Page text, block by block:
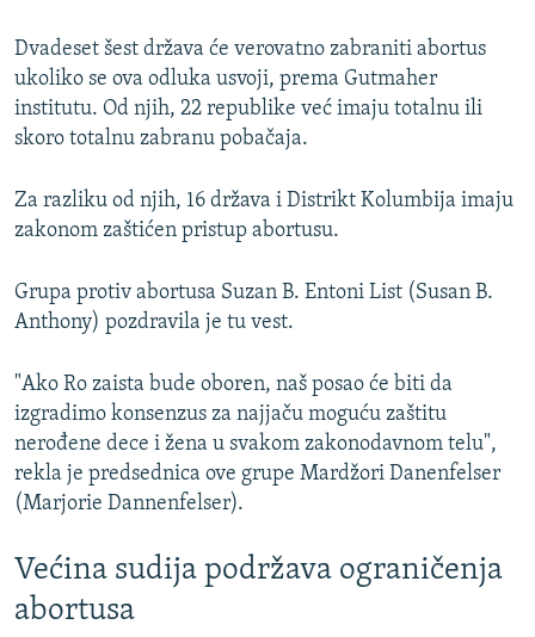
Dvadeset šest država će verovatno zabraniti abortus
ukoliko se ova odluka usvoji, prema Gutmaher
institutu. Od njih, 22 republike već imaju totalnu ili
skoro totalnu zabranu pobačaja.
Za razliku od njih, 16 država i Distrikt Kolumbija imaju
zakonom zaštićen pristup abortusu.
Grupa protiv abortusa Suzan B. Entoni List (Susan B.
Anthony) pozdravila je tu vest.
"Ako Ro zaista bude oboren, naš posao će biti da
izgradimo konsenzus za najjaču moguću zaštitu
nerođene dece i žena u svakom zakonodavnom telu",
rekla je predsednica ove grupe Mardžori Danenfelser
(Marjorie Dannenfelser).
Većina sudija podržava ograničenja
abortusa